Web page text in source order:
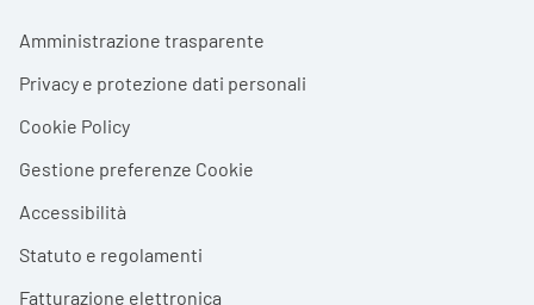
Footer menu
Amministrazione trasparente
Privacy e protezione dati personali
Cookie Policy
Gestione preferenze Cookie
Accessibilità
Statuto e regolamenti
Fatturazione elettronica